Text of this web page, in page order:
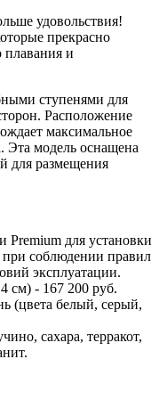
удовольствия!
прекрасно
плавания и
ступенями для
Расположение
максимальное
Эта модель оснащена
для размещения
Premium для установки
при соблюдении правил
эксплуатации.
см) - 167 200 руб.
(цвета белый, серый,
сахара, терракот,